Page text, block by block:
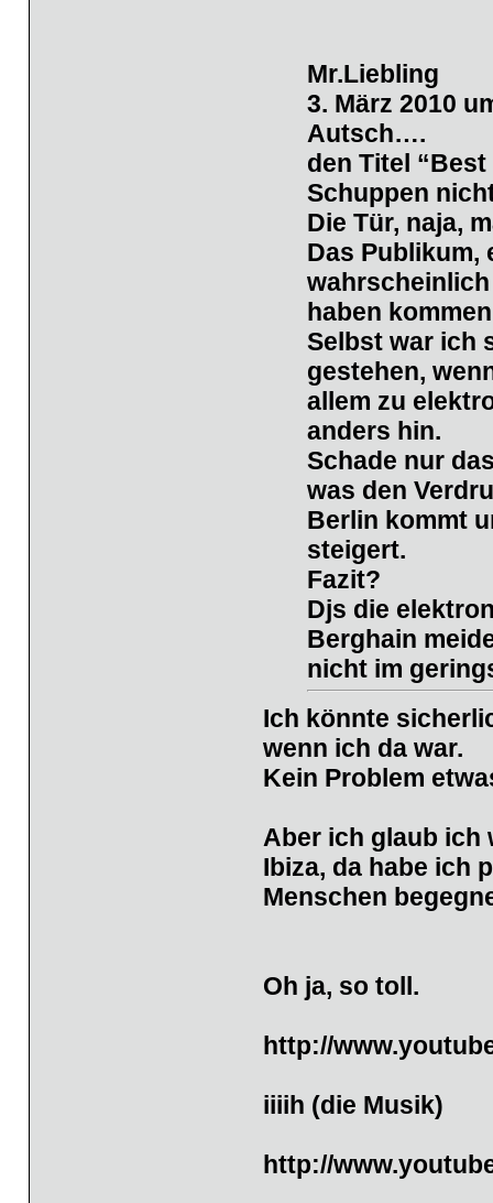
Mr.Liebling
3. März 2010
Autsch….
den Titel
Schuppen
Die Tür, naja,
Das Publikum,
wahrscheinlich
haben
Selbst war ich
gestehen,
allem zu
anders hin.
Schade nur
was den
Berlin kommt
steigert.
Fazit?
Djs die
Berghain
nicht im
Ich könnte
wenn ich da war.
Kein Problem
Aber ich glaub ich
Ibiza, da habe ich
Menschen
Oh ja, so toll.
http://
iiiih (die Musik)
http://